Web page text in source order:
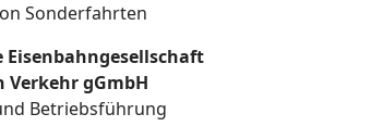
Sonderfahrten
Eisenbahngesellschaft
gGmbH
Betriebsführung